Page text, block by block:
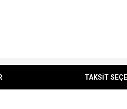
TAKSİT